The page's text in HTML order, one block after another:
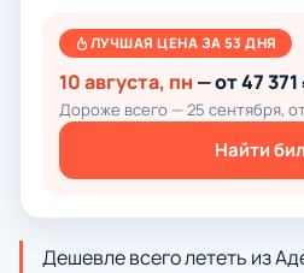
ЛУЧШАЯ ЦЕНА ЗА 53 ДНЯ
10 августа, пн — от 47
Дороже всего — 25 сентября,
Найти
Дешевле всего лететь из